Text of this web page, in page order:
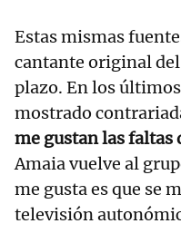
Estas mismas
cantante original
plazo. En los
mostrado
me gustan las faltas
Amaia vuelve al
me gusta es que se
televisión